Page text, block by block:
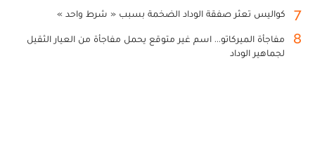
7 كواليس تعثر صفقة الوداد الضخمة بسبب « شرط واحد »
8
مفاجأة الميركاتو... اسم غير متوقع يحمل مفاجأة من العيار الثقيل
لجماهير الوداد